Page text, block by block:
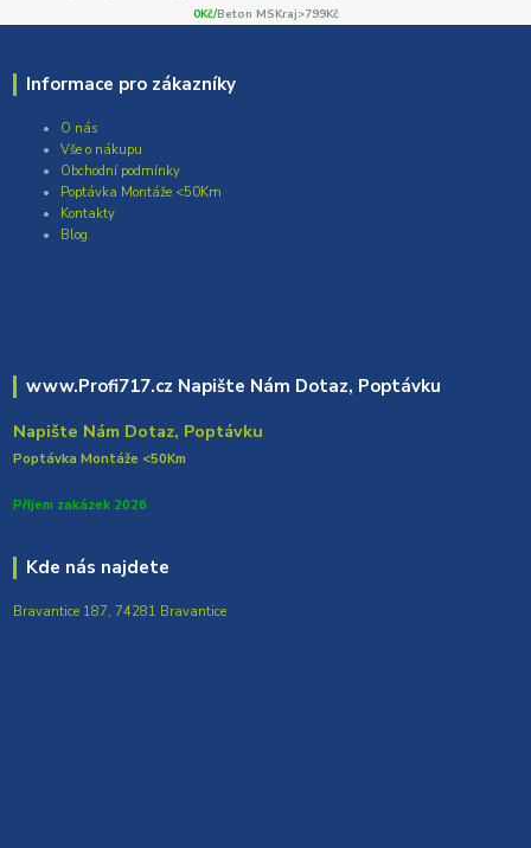
0Kč/Beton MSKraj>799Kč
Informace pro zákazníky
O nás
Vše o nákupu
Obchodní podmínky
Poptávka Montáže <50Km
Kontakty
Blog
www.Profi717.cz Napište Nám Dotaz, Poptávku
Napište Nám Dotaz, Poptávku
Poptávka Montáže <50Km
Přijem zakázek 2026
Kde nás najdete
Bravantice 187, 74281 Bravantice